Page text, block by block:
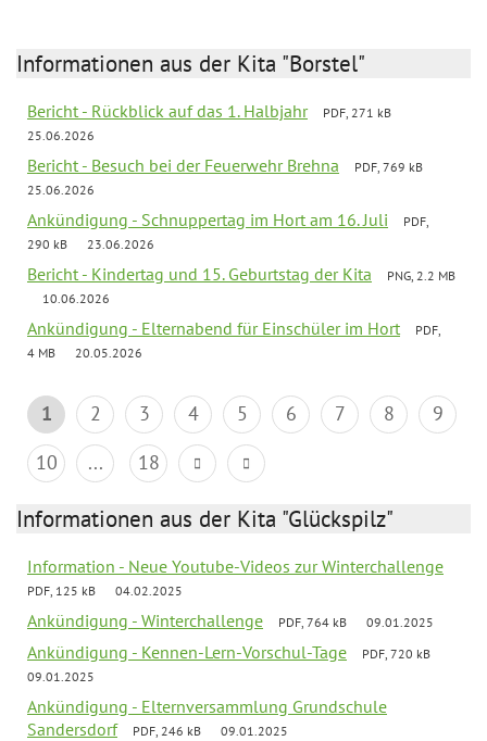
Informationen aus der Kita "Borstel"
Bericht - Rückblick auf das 1. Halbjahr
PDF, 271 kB
25.06.2026
Bericht - Besuch bei der Feuerwehr Brehna
PDF, 769 kB
25.06.2026
Ankündigung - Schnuppertag im Hort am 16. Juli
PDF,
290 kB
23.06.2026
Bericht - Kindertag und 15. Geburtstag der Kita
PNG, 2.2 MB
10.06.2026
Ankündigung - Elternabend für Einschüler im Hort
PDF,
4 MB
20.05.2026
1 2 3 4 5 6 7 8
9
10
... 18
Informationen aus der Kita "Glückspilz"
Information - Neue Youtube-Videos zur Winterchallenge
PDF, 125 kB 04.02.2025
Ankündigung - Winterchallenge PDF, 764 kB 09.01.2025
Ankündigung - Kennen-Lern-Vorschul-Tage
PDF, 720 kB
09.01.2025
Ankündigung - Elternversammlung Grundschule
Sandersdorf
PDF, 246 kB 09.01.2025